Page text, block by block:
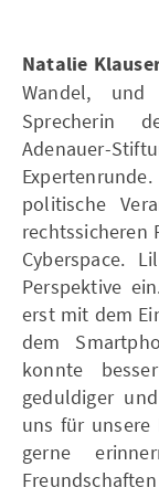
Natalie
Wandel, und
Sprecherin
Adenauer-
politische
rechtssicheren
Cyberspace.
Perspektive
erst mit dem
dem
konnte
geduldiger
uns für unsere
gerne